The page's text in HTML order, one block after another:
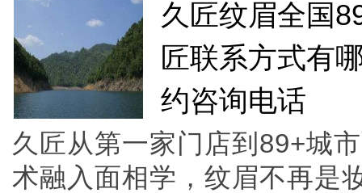
久匠纹眉全国
匠联系方式有
约咨询电话
久匠从第一家门店到89+城
术融入面相学，纹眉不再是